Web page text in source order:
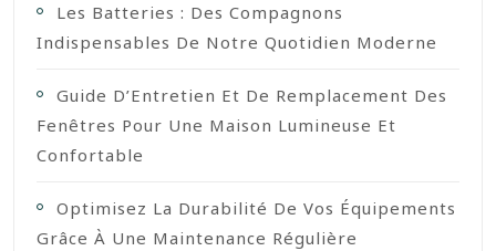
Les Batteries : Des Compagnons
Indispensables De Notre Quotidien Moderne
Guide D’Entretien Et De Remplacement Des
Fenêtres Pour Une Maison Lumineuse Et
Confortable
Optimisez La Durabilité De Vos Équipements
Grâce À Une Maintenance Régulière